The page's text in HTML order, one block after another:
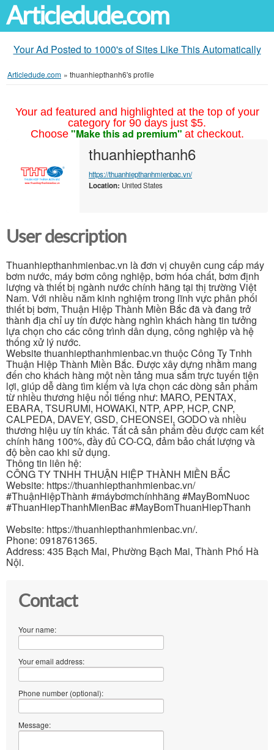
Articledude.com
Your Ad Posted to 1000's of Sites Like This Automatically
Articledude.com » thuanhiepthanh6's profile
Your ad featured and highlighted at the top of your
category for 90 days just $5.
Choose "Make this ad premium" at checkout.
thuanhiepthanh6
https://thuanhiepthanhmienbac.vn/
Location: United States
User description
Thuanhiepthanhmienbac.vn là đơn vị chuyên cung cấp máy
bơm nước, máy bơm công nghiệp, bơm hóa chất, bơm định
lượng và thiết bị ngành nước chính hãng tại thị trường Việt
Nam. Với nhiều năm kinh nghiệm trong lĩnh vực phân phối
thiết bị bơm, Thuận Hiệp Thành Miền Bắc đã và đang trở
thành địa chỉ uy tín được hàng nghìn khách hàng tin tưởng
lựa chọn cho các công trình dân dụng, công nghiệp và hệ
thống xử lý nước.
Website thuanhiepthanhmienbac.vn thuộc Công Ty Tnhh
Thuận Hiệp Thành Miền Bắc. Được xây dựng nhằm mang
đến cho khách hàng một nền tảng mua sắm trực tuyến tiện
lợi, giúp dễ dàng tìm kiếm và lựa chọn các dòng sản phẩm
từ nhiều thương hiệu nổi tiếng như: MARO, PENTAX,
EBARA, TSURUMI, HOWAKI, NTP, APP, HCP, CNP,
CALPEDA, DAVEY, GSD, CHEONSEI, GODO và nhiều
thương hiệu uy tín khác. Tất cả sản phẩm đều được cam kết
chính hãng 100%, đầy đủ CO-CQ, đảm bảo chất lượng và
độ bền cao khi sử dụng.
Thông tin liên hệ:
CÔNG TY TNHH THUẬN HIỆP THÀNH MIỀN BẮC
Website: https://thuanhiepthanhmienbac.vn/
#ThuậnHiệpThành #máybơmchínhhãng #MayBomNuoc
#ThuanHiepThanhMienBac #MayBomThuanHiepThanh
Website: https://thuanhiepthanhmienbac.vn/.
Phone: 0918761365.
Address: 435 Bạch Mai, Phường Bạch Mai, Thành Phố Hà
Nội.
Contact
Your name:
Your email address:
Phone number (optional):
Message: